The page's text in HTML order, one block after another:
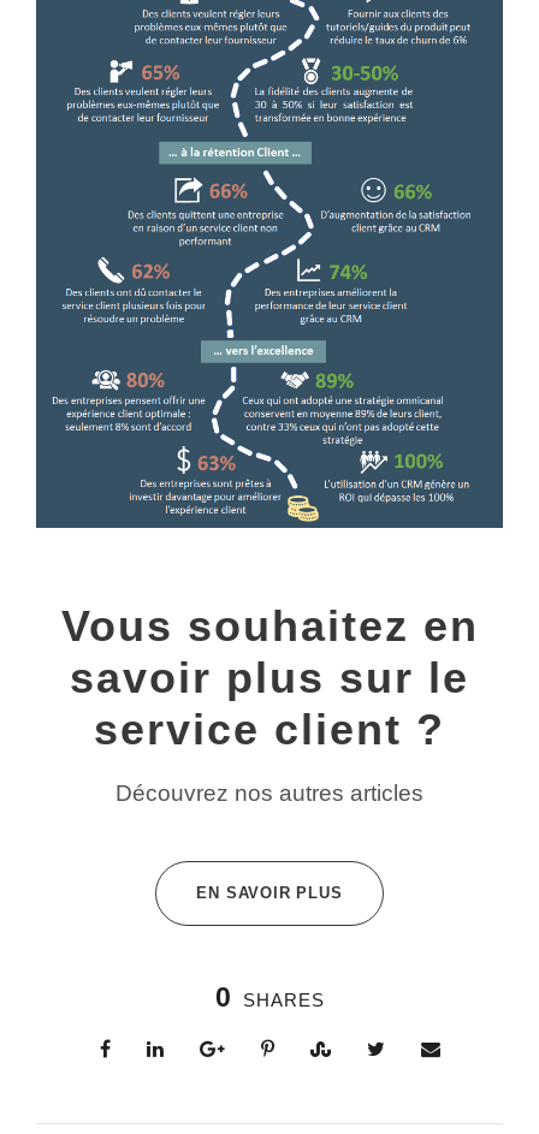
Vous souhaitez en
savoir plus sur le
service client ?
Découvrez nos autres articles
EN SAVOIR PLUS
0 SHARES